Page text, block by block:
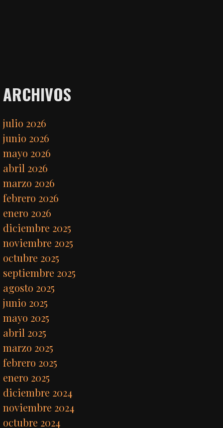
ARCHIVOS
julio 2026
junio 2026
mayo 2026
abril 2026
marzo 2026
febrero 2026
enero 2026
diciembre 2025
noviembre 2025
octubre 2025
septiembre 2025
agosto 2025
junio 2025
mayo 2025
abril 2025
marzo 2025
febrero 2025
enero 2025
diciembre 2024
noviembre 2024
octubre 2024